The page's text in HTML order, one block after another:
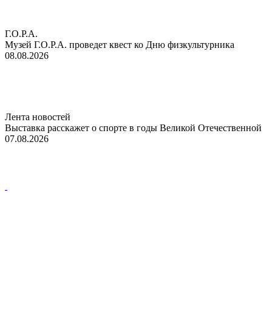
Г.О.Р.А.
Музей Г.О.Р.А. проведет квест ко Дню физкультурника
08.08.2026
Лента новостей
Выставка расскажет о спорте в годы Великой Отечественной
07.08.2026